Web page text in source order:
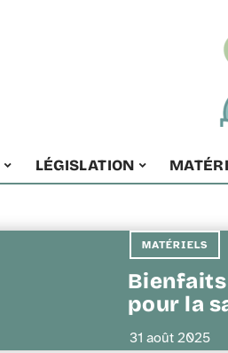
LÉGISLATION
MATÉRIELS
Bienfaits
pour la
31 août 2025